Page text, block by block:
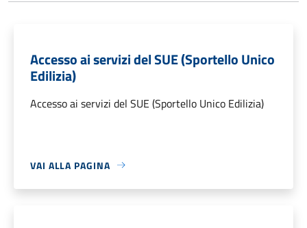
Accesso ai servizi del SUE (Sportello Unico
Edilizia)
Accesso ai servizi del SUE (Sportello Unico Edilizia)
VAI ALLA PAGINA